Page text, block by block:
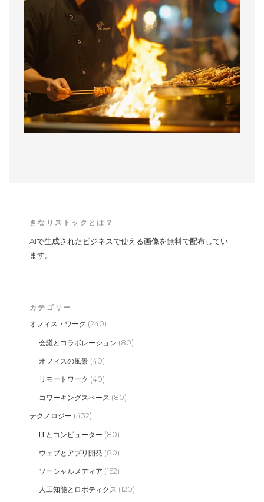
きなりストックとは？
AIで生成されたビジネスで使える画像を無料で配布してい
ます。
カテゴリー
オフィス・ワーク (240)
会議とコラボレーション (80)
オフィスの風景 (40)
リモートワーク (40)
コワーキングスペース (80)
テクノロジー (432)
ITとコンピューター (80)
ウェブとアプリ開発 (80)
ソーシャルメディア (152)
人工知能とロボティクス (120)